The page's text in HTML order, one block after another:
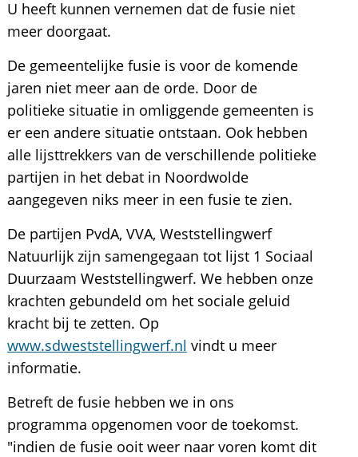
U heeft kunnen vernemen dat de fusie niet
meer doorgaat.
De gemeentelijke fusie is voor de komende
jaren niet meer aan de orde. Door de
politieke situatie in omliggende gemeenten is
er een andere situatie ontstaan. Ook hebben
alle lijsttrekkers van de verschillende politieke
partijen in het debat in Noordwolde
aangegeven niks meer in een fusie te zien.
De partijen PvdA, VVA, Weststellingwerf
Natuurlijk zijn samengegaan tot lijst 1 Sociaal
Duurzaam Weststellingwerf. We hebben onze
krachten gebundeld om het sociale geluid
kracht bij te zetten. Op
www.sdweststellingwerf.nl vindt u meer
informatie.
Betreft de fusie hebben we in ons
programma opgenomen voor de toekomst.
"indien de fusie ooit weer naar voren komt dit